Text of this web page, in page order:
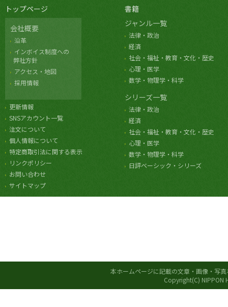
トップページ
会社概要
沿革
インボイス制度への
弊社方針
アクセス・地図
採用情報
更新情報
SNSアカウント一覧
注文について
個人情報について
特定商取引法に関する表示
リンクポリシー
お問い合わせ
サイトマップ
書籍
ジャンル一覧
法律・政治
経済
社会・福祉・教育・文化・歴史
心理・医学
数学・物理学・科学
シリーズ一覧
法律・政治
経済
社会・福祉・教育・文化・歴史
心理・医学
数学・物理学・科学
日評ベーシック・シリーズ
本ホームページに記載の文章・画像・写
Copyright(C) NIPPON